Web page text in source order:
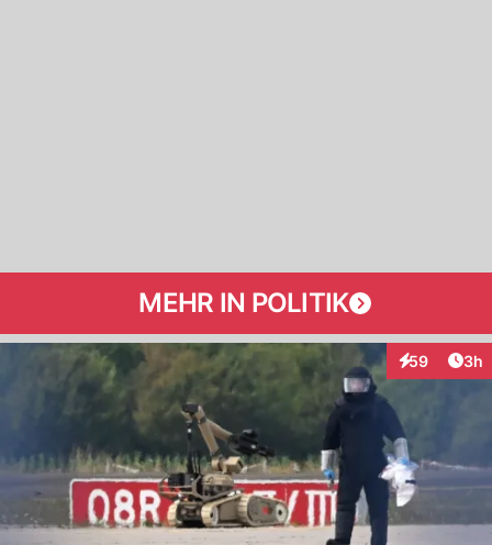
MEHR IN POLITIK
59
Interaktionen
3h